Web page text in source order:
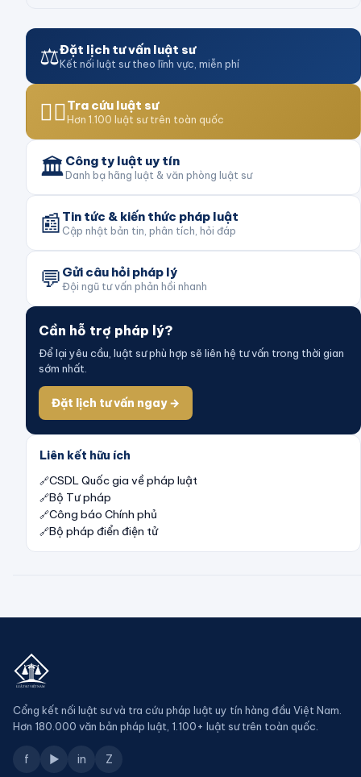
⚖️Đặt lịch tư vấn luật sư
Kết nối luật sư theo lĩnh vực, miễn phí
👨‍⚖️Tra cứu luật sư
Hơn 1.100 luật sư trên toàn quốc
🏛️Công ty luật uy tín
Danh bạ hãng luật & văn phòng luật sư
📰 Tin tức & kiến thức pháp luật
Cập nhật bản tin, phân tích, hỏi đáp
💬 Gửi câu hỏi pháp lý
Đội ngũ tư vấn phản hồi nhanh
Cần hỗ trợ pháp lý?
Để lại yêu cầu, luật sư phù hợp sẽ liên hệ tư vấn trong thời gian
sớm nhất.
Đặt lịch tư vấn ngay →
Liên kết hữu ích
CSDL Quốc gia về pháp luật
Bộ Tư pháp
Công báo Chính phủ
Bộ pháp điển điện tử
Cổng kết nối luật sư và tra cứu pháp luật uy tín hàng đầu Việt Nam.
Hơn 180.000 văn bản pháp luật, 1.100+ luật sư trên toàn quốc.
f ▶ in Z